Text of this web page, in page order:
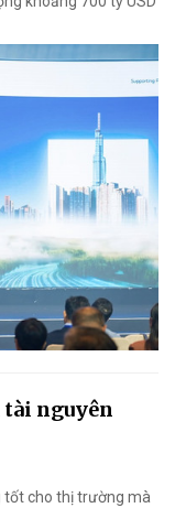
nguyên
tốt cho thị trường mà